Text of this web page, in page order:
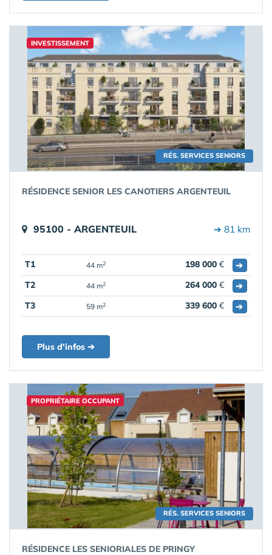
RÉS. SERVICES SENIORS
INVESTISSEMENT
RÉSIDENCE SENIOR LES CANOTIERS ARGENTEUIL
95100 - ARGENTEUIL ➔ 81 km
T1 44 m2 198 000 €
➔
T2
44 m2 264 000 €
➔
T3
59 m2 339 600 € ➔
Plus d'infos ➔
RÉS. SERVICES SENIORS
PROPRIÉTAIRE OCCUPANT
RÉSIDENCE LES SENIORIALES DE PRINGY